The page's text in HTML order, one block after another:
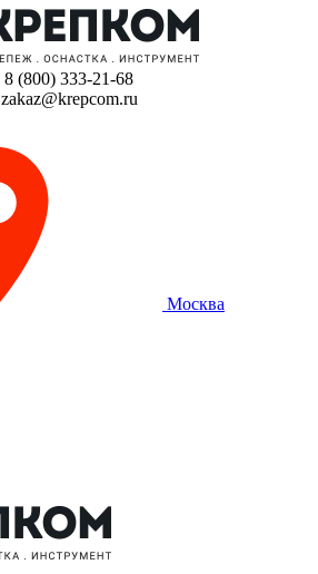
8 (800) 333-21-68
zakaz@krepcom.ru
Москва